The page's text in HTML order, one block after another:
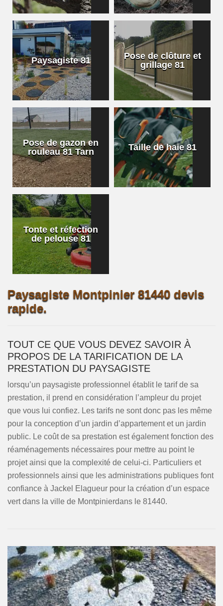
Paysagiste 81
Pose de clôture et
grillage 81
Pose de gazon en
rouleau 81 Tarn
Taille de haie 81
Tonte et réfection
de pelouse 81
Paysagiste Montpinier 81440 devis
rapide.
TOUT CE QUE VOUS DEVEZ SAVOIR À
PROPOS DE LA TARIFICATION DE LA
PRESTATION DU PAYSAGISTE
lorsqu’un paysagiste professionnel établit le tarif de sa
prestation, il prend en considération l’ampleur du projet
que vous lui confiez. Les tarifs ne sont donc pas les même
pour la conception d’un jardin d’appartement et un jardin
public. Le coût de sa prestation est également fonction des
réaménagements nécessaires pour mettre au point le
projet ainsi que la complexité de celui-ci. Particuliers et
professionnels ainsi que les administrations publiques font
confiance à Jackel Elagueur pour la création d’un espace
vert dans la ville de Montpinierdans le 81440.